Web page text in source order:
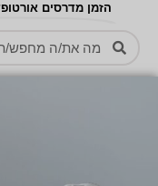
הזמן מדרסים